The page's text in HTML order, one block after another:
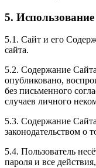
5. Использование
5.1. Сайт и его
сайта.
5.2. Содержание
опубликовано,
без письменного
случаев личного
5.3. Содержание
законодательством о
5.4. Пользователь
пароля и все